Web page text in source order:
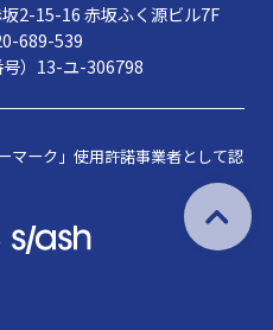
2-15-16 赤坂ふく源ビル7F
689-539
号）13-ユ-306798
マーク」使用許諾事業者として認